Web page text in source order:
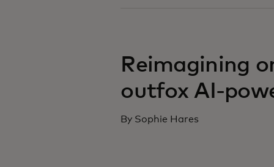
Reimagining
outfox AI-
By Sophie Hares